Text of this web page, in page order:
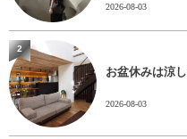
2026-08-03
お盆休みは涼
2026-08-03
2